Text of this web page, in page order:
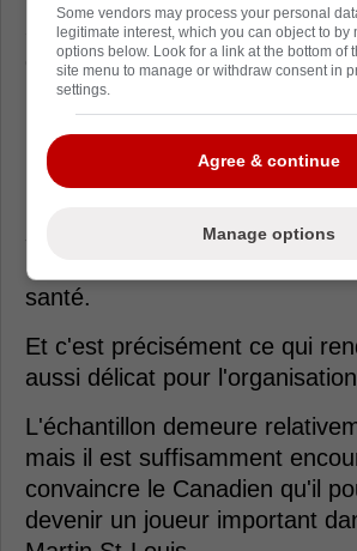
3,362 millions, surtout
qu'il démontre présentement
Canadien de Montréal en
Même si ses statistiques en
15 points en 37 matchs - n'ont
semblait s'améliorer
mesure qu'il retrouvait sa
santé.
Et c'est précisément ce qui
aussi délicat pour
L'échantillon demeure
mais il est suffisamment
convaincre le Canadien qu'il
devenir un joueur important
Some vendors may process your personal
legitimate interest, which you can object to by
options below. Look for a link at the bottom of
site menu to manage or withdraw consent in
settings.
Agree & continue
Manage options